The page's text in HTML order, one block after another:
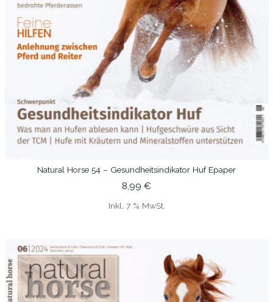
IN DEN WARENKORB
Natural Horse 54 – Gesundheitsindikator Huf Epaper
8,99 €
Inkl. 7 % MwSt.